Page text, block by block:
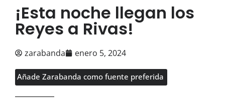
¡Esta noche llegan los
Reyes a Rivas!
zarabanda enero 5, 2024
Añade Zarabanda como fuente preferida